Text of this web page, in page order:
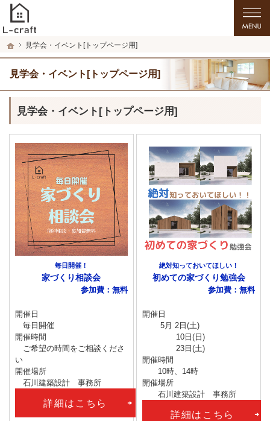
ホーム
見学会・イベント[トップページ用]
見学会・イベント[トップページ用]
プロの目線からご提案。秋田県湯沢市・横手市の注文住宅・新築戸建てを手がけ
秋田県湯沢市・横手市の新築・注文住宅・新築戸建てを手がける工務店ならL-craft
見学会・イベント[トップページ用]
毎日開催！
家づくり相談会
参加費：無料
開催日
毎日開催
開催時間
ご希望の時間をご相談くださ
い
開催場所
石川建築設計 事務所
詳細はこちら
絶対知っておいてほしい！
初めての家づくり勉強会
参加費：無料
開催日
5月 2日(土)
10日(日)
23日(土)
開催時間
10時、14時
開催場所
石川建築設計 事務所
詳細はこちら